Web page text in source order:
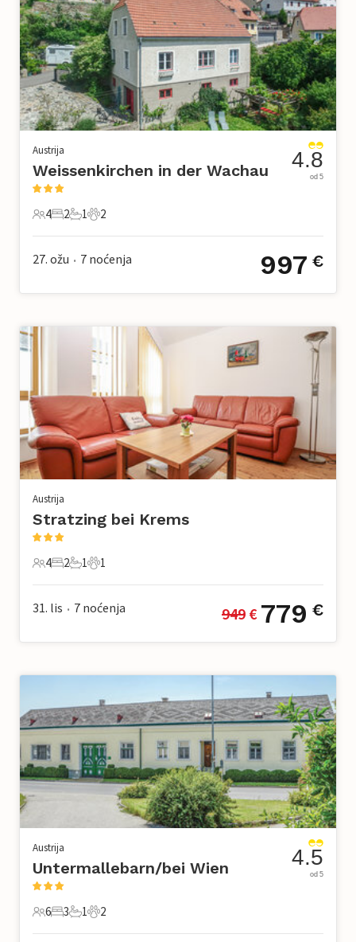
Austrija
Weissenkirchen in der Wachau
4 Gosti
4
2 Spavaće sobe
2
1 Kupaonica
1
2 Kućni ljubimac
2
4.8
od 5
27. ožu • 7 noćenja 997 €
Austrija
Stratzing bei Krems
4 Gosti
4
2 Spavaće sobe
2
1 Kupaonica
1
1 Kućni ljubimac
1
31. lis • 7 noćenja 949 € 779 €
Austrija
Untermallebarn/bei Wien
6 Gosti
6
3 Spavaće sobe
3
1 Kupaonica
1
2 Kućni ljubimac
2
4.5
od 5